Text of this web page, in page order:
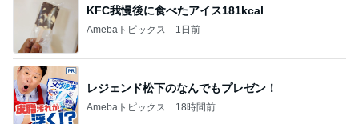
レジェンド松下のなんでもプレゼン！
Amebaトピックス 18時間前
先生から教わった目やにの別の言葉
Amebaトピックス 1日前